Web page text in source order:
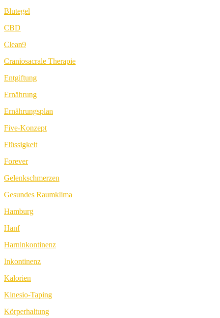
Blutegel
CBD
Clean9
Craniosacrale Therapie
Entgiftung
Ernährung
Ernährungsplan
Five-Konzept
Flüssigkeit
Forever
Gelenkschmerzen
Gesundes Raumklima
Hamburg
Hanf
Harninkontinenz
Inkontinenz
Kalorien
Kinesio-Taping
Körperhaltung